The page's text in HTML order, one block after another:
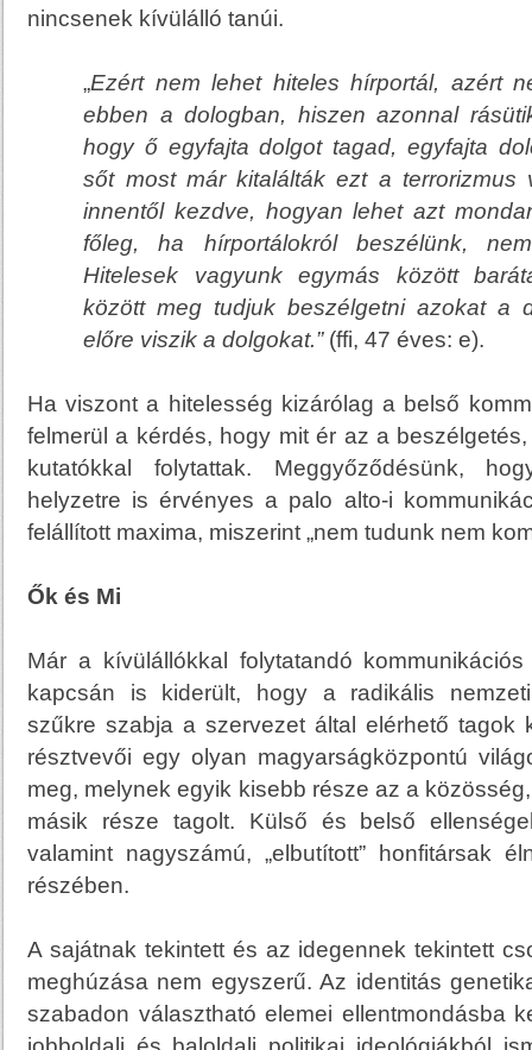
nincsenek kívülálló tanúi.
„Ezért nem lehet hiteles hírportál, azért
ebben a dologban, hiszen azonnal
hogy ő egyfajta dolgot tagad, egyfajta
sőt most már kitalálták ezt a
innentől kezdve, hogyan lehet azt
főleg, ha hírportálokról beszélünk,
Hitelesek vagyunk egymás között
között meg tudjuk beszélgetni azokat a
előre viszik adolgokat.” (ffi, 47 éves: e).
Ha viszont a hitelesség kizárólag a belső
felmerül a kérdés, hogy mit ér az a
kutatókkal folytattak. Meggyőződésünk,
helyzetre is érvényes a palo alto-i
felállított maxima, miszerint „nem tudunk nem
Ők és Mi
Már a kívülállókkal folytatandó
kapcsán is kiderült, hogy a radikális
szűkre szabja a szervezet által elérhető tagok
résztvevői egy olyan magyarságközpontú
meg, melynek egyik kisebb része az a
másik része tagolt. Külső és belső
valamint nagyszámú, „elbutított” honfitársak
részében.
A sajátnak tekintett és az idegennek tekintett
meghúzása nem egyszerű. Az identitás
szabadon választható elemei ellentmondásba